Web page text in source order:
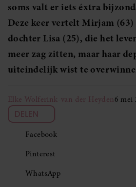
soms valt er iets éxtra
Deze keer vertelt Mirjam (63)
dochter Lisa (25), die het
meer zag zitten, maar haar
uiteindelijk wist te
Elke Wolferink-van der Heyden6 mei
DELEN
Facebook
Pinterest
WhatsApp